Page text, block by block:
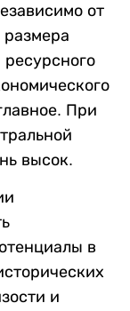
от
размера
При
высок.
в
и